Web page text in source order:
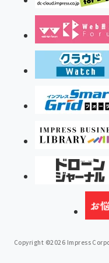
Copyright ©2026 Impress